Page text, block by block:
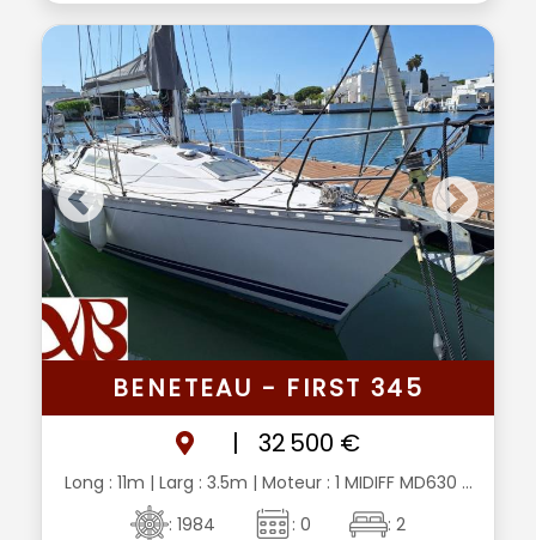
BENETEAU - FIRST 345
|
32 500 €
Long : 11m | Larg : 3.5m | Moteur : 1 MIDIFF MD630 ...
: 1984
: 0 : 2